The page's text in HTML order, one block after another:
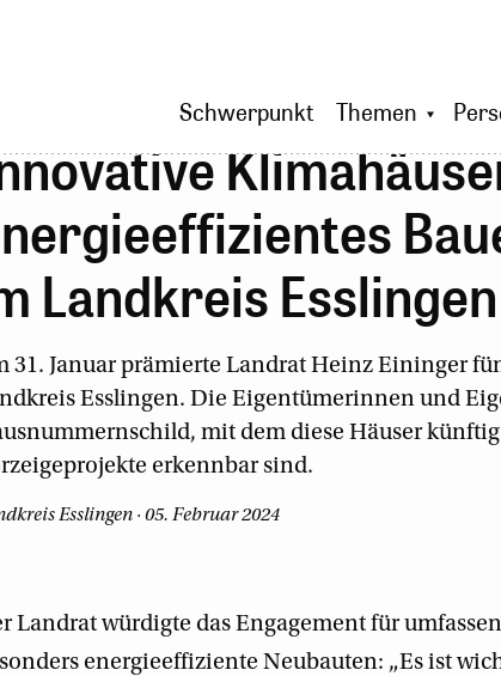
Schwerpunkt Themen
Landkreis
31. Januar prämierte Landrat Heinz Eininger
Esslingen. Die Eigentümerinnen und
mit dem diese Häuser
erkennbar sind.
Esslingen · 05. Februar 2024
Landrat würdigte das Engagement für
energieeffiziente Neubauten: „Es ist